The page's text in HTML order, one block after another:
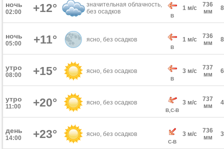
ночь
02:00 +12°
значительная облачность,
без осадков
В
1 м/с
736
мм
ночь
05:00 +11° ясно, без осадков
В
1 м/с
736
мм
утро
08:00 +15° ясно, без осадков
В
3 м/с
737
мм
утро
11:00 +20° ясно, без осадков
В,С-В
3 м/с
737
мм
день
14:00 +23° ясно, без осадков
С-В
3 м/с
736
мм